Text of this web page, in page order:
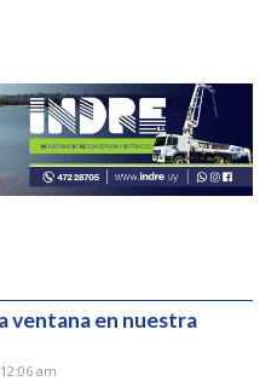
ventana en nuestra
am